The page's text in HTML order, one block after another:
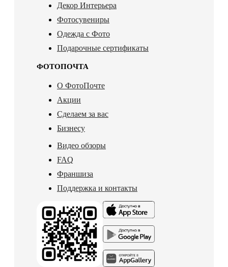
Декор Интерьера
Фотосувениры
Одежда с Фото
Подарочные сертификаты
ФОТОПОЧТА
О ФотоПочте
Акции
Сделаем за вас
Бизнесу
Видео обзоры
FAQ
Франшиза
Поддержка и контакты